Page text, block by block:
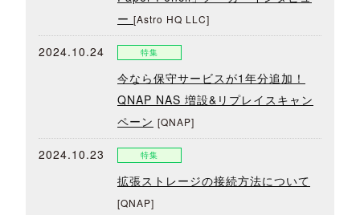
ー [Astro HQ LLC]
2024.10.24 特集
今なら保守サービスが1年分追加！
QNAP NAS 増設&リプレイスキャン
ペーン [QNAP]
2024.10.23 特集
拡張ストレージの接続方法について
[QNAP]